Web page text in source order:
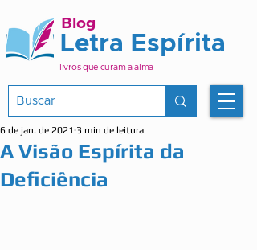
Letra Espírita
Blog
livros que curam a alma
A Visão Espírita da
Deficiência
6 de jan. de 2021 3 min de leitura